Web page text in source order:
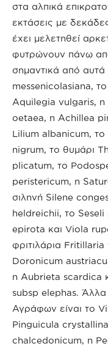
στα αλπικά
εκτάσεις με
έχει μελετηθεί
φυτρώνουν πάνω
σημαντικά από αυτά
messenicolasiana,
Aquilegia vulgaris,
oetaea, η Achillea
Lilium albanicum,
nigrum, το θυμάρι
plicatum, το
peristericum, η
σιληνή Silene
heldreichii, το Seseli
epirota και Viola
φριτιλάρια
Doronicum
η Aubrieta scardica
subsp elephas. Άλλα
Αγράφων είναι το
Pinguicula
chalcedonicum, η